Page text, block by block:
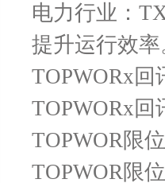
电力行业：
提升运行效率
TOPWORx回
TOPWORx
TOPWOR限
TOPWOR限